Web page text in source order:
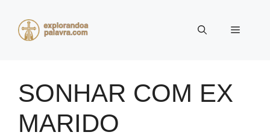
Menu
SONHAR COM EX
MARIDO